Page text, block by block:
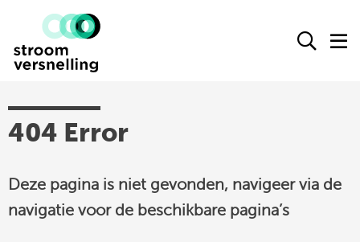
Stroomversnelling
actueel
kennisproducten
leden
404 Error
Deze pagina is niet gevonden, navigeer via de
navigatie voor de beschikbare pagina’s